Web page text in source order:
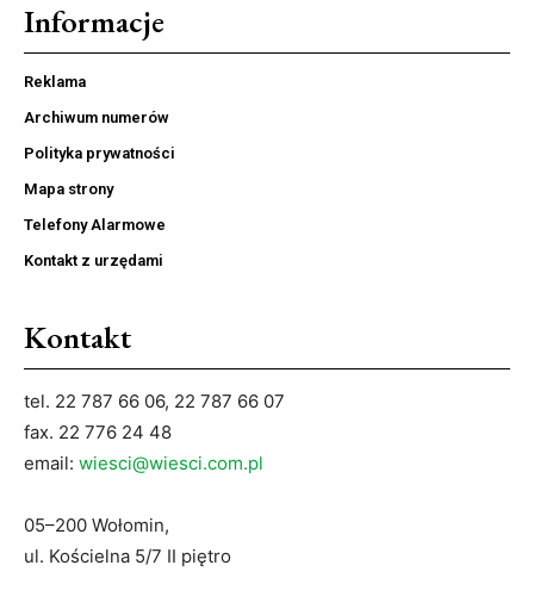
Informacje
Reklama
Archiwum numerów
Polityka prywatności
Mapa strony
Telefony Alarmowe
Kontakt z urzędami
Kontakt
tel. 22 787 66 06, 22 787 66 07
fax. 22 776 24 48
email: wiesci@wiesci.com.pl
05–200 Wołomin,
ul. Kościelna 5/7 II piętro